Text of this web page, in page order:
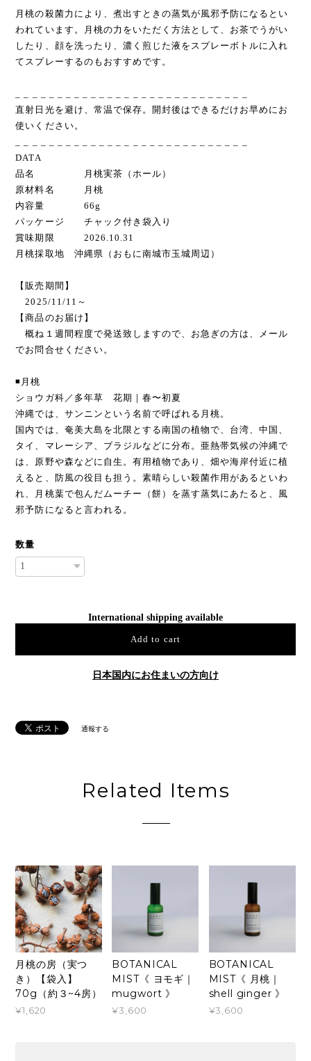
月桃の殺菌力により、煮出すときの蒸気が風邪予防になるとい
われています。月桃の力をいただく方法として、お茶でうがい
したり、顔を洗ったり、濃く煎じた液をスプレーボトルに入れ
てスプレーするのもおすすめです。
直射日光を避け、常温で保存。開封後はできるだけお早めにお
使いください。
DATA
品名 月桃実茶（ホール）
原材料名 月桃
内容量 66g
パッケージ チャック付き袋入り
賞味期限 2026.10.31
月桃採取地 沖縄県（おもに南城市玉城周辺）
【販売期間】
2025/11/11～
【商品のお届け】
概ね１週間程度で発送致しますので、お急ぎの方は、メール
でお問合せください。
◾️月桃
ショウガ科／多年草 花期｜春〜初夏
沖縄では、サンニンという名前で呼ばれる月桃。
国内では、奄美大島を北限とする南国の植物で、台湾、中国、
タイ、マレーシア、ブラジルなどに分布。亜熱帯気候の沖縄で
は、原野や森などに自生。有用植物であり、畑や海岸付近に植
えると、防風の役目も担う。素晴らしい殺菌作用があるといわ
れ、月桃葉で包んだムーチー（餅）を蒸す蒸気にあたると、風
邪予防になると言われる。
数量
International shipping available
Add to cart
日本国内にお住まいの方向け
通報する
Related Items
月桃の房（実つ
き）【袋入】
70g（約３~4房）
¥1,620
BOTANICAL
MIST《 ヨモギ｜
mugwort 》
¥3,600
BOTANICAL
MIST《 月桃｜
shell ginger 》
¥3,600